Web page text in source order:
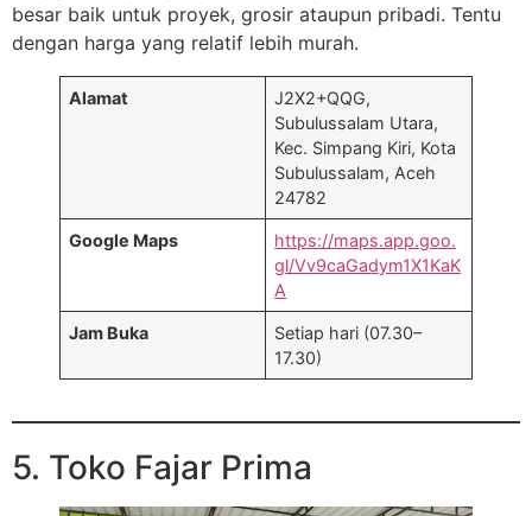
besar baik untuk proyek, grosir ataupun pribadi. Tentu
dengan harga yang relatif lebih murah.
Alamat
J2X2+QQG,
Subulussalam Utara,
Kec. Simpang Kiri, Kota
Subulussalam, Aceh
24782
Google Maps
https://maps.app.goo.
gl/Vv9caGadym1X1KaK
A
Jam Buka
Setiap hari (07.30–
17.30)
5. Toko Fajar Prima